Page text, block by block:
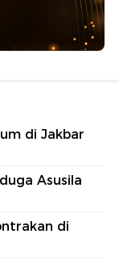
di Jakbar
Asusila
di